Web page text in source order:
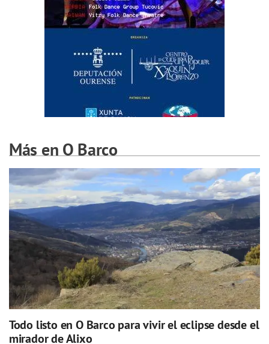
Más en O Barco
Todo listo en O Barco para vivir el eclipse desde el
mirador de Alixo